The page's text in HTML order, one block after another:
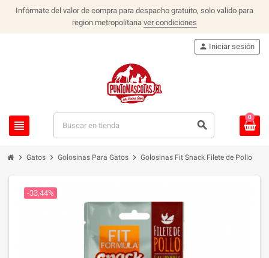
Infórmate del valor de compra para despacho gratuito, solo valido para
region metropolitana ver condiciones
view_headline search
person Iniciar sesión
0
chevron_right Gatos chevron_right Golosinas Para Gatos chevron_right Golosinas Fit Snack Filete de Pollo
-33,44%